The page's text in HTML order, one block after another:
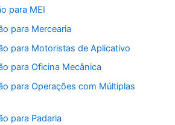
para MEI
para Mercearia
para Motoristas de Aplicativo
para Oficina Mecânica
para Operações com Múltiplas
para Padaria